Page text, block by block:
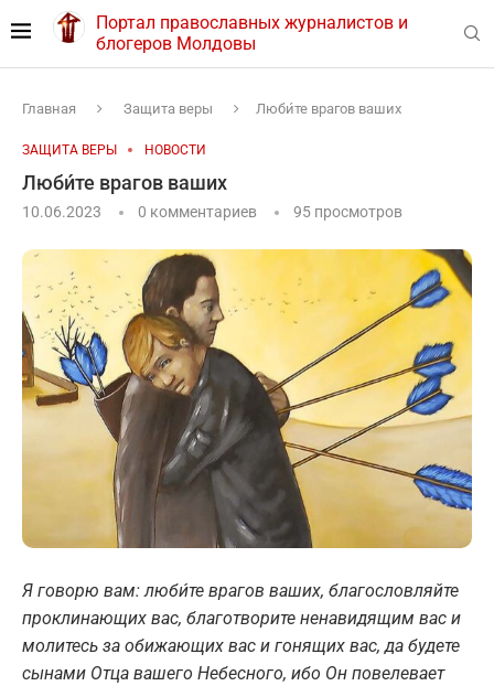
Портал православных журналистов и
блогеров Молдовы
Главная Защита веры Люби́те врагов ваших
ЗАЩИТА ВЕРЫ НОВОСТИ
Люби́те врагов ваших
10.06.2023 0 комментариев 95 просмотров
Я говорю вам: люби́те врагов ваших, благословляйте
проклинающих вас, благотворите ненавидящим вас и
молитесь за обижающих вас и гонящих вас, да будете
сынами Отца вашего Небесного, ибо Он повелевает